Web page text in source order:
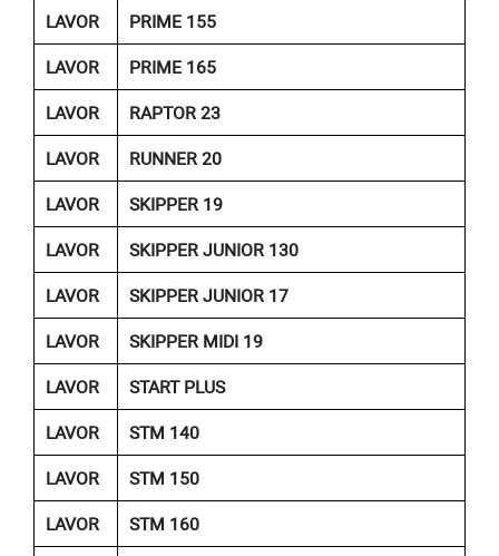
LAVOR
PRIME 155
LAVOR
PRIME 165
LAVOR
RAPTOR 23
LAVOR
RUNNER 20
LAVOR
SKIPPER 19
LAVOR
SKIPPER JUNIOR 130
LAVOR
SKIPPER JUNIOR 17
LAVOR
SKIPPER MIDI 19
LAVOR
START PLUS
LAVOR
STM 140
LAVOR
STM 150
LAVOR
STM 160